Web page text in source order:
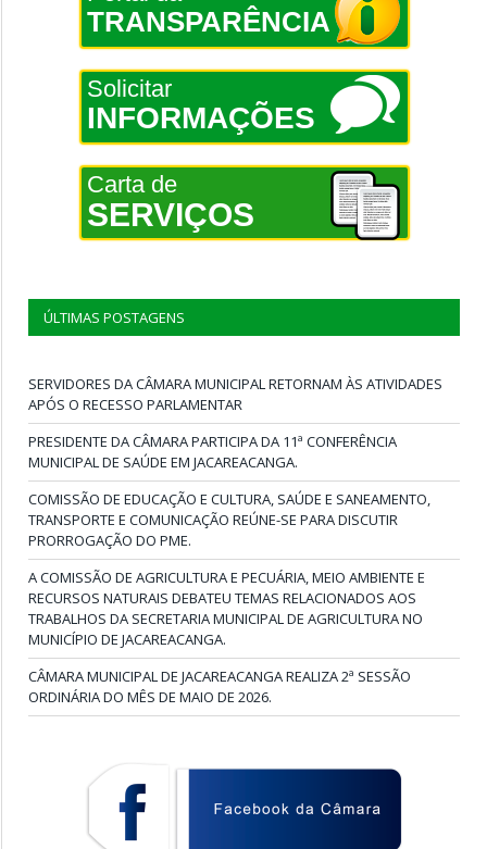
TRANSPARÊNCIA
Solicitar
INFORMAÇÕES
Carta de
SERVIÇOS
ÚLTIMAS POSTAGENS
SERVIDORES DA CÂMARA MUNICIPAL RETORNAM ÀS ATIVIDADES
APÓS O RECESSO PARLAMENTAR
PRESIDENTE DA CÂMARA PARTICIPA DA 11ª CONFERÊNCIA
MUNICIPAL DE SAÚDE EM JACAREACANGA.
COMISSÃO DE EDUCAÇÃO E CULTURA, SAÚDE E SANEAMENTO,
TRANSPORTE E COMUNICAÇÃO REÚNE-SE PARA DISCUTIR
PRORROGAÇÃO DO PME.
A COMISSÃO DE AGRICULTURA E PECUÁRIA, MEIO AMBIENTE E
RECURSOS NATURAIS DEBATEU TEMAS RELACIONADOS AOS
TRABALHOS DA SECRETARIA MUNICIPAL DE AGRICULTURA NO
MUNICÍPIO DE JACAREACANGA.
CÂMARA MUNICIPAL DE JACAREACANGA REALIZA 2ª SESSÃO
ORDINÁRIA DO MÊS DE MAIO DE 2026.